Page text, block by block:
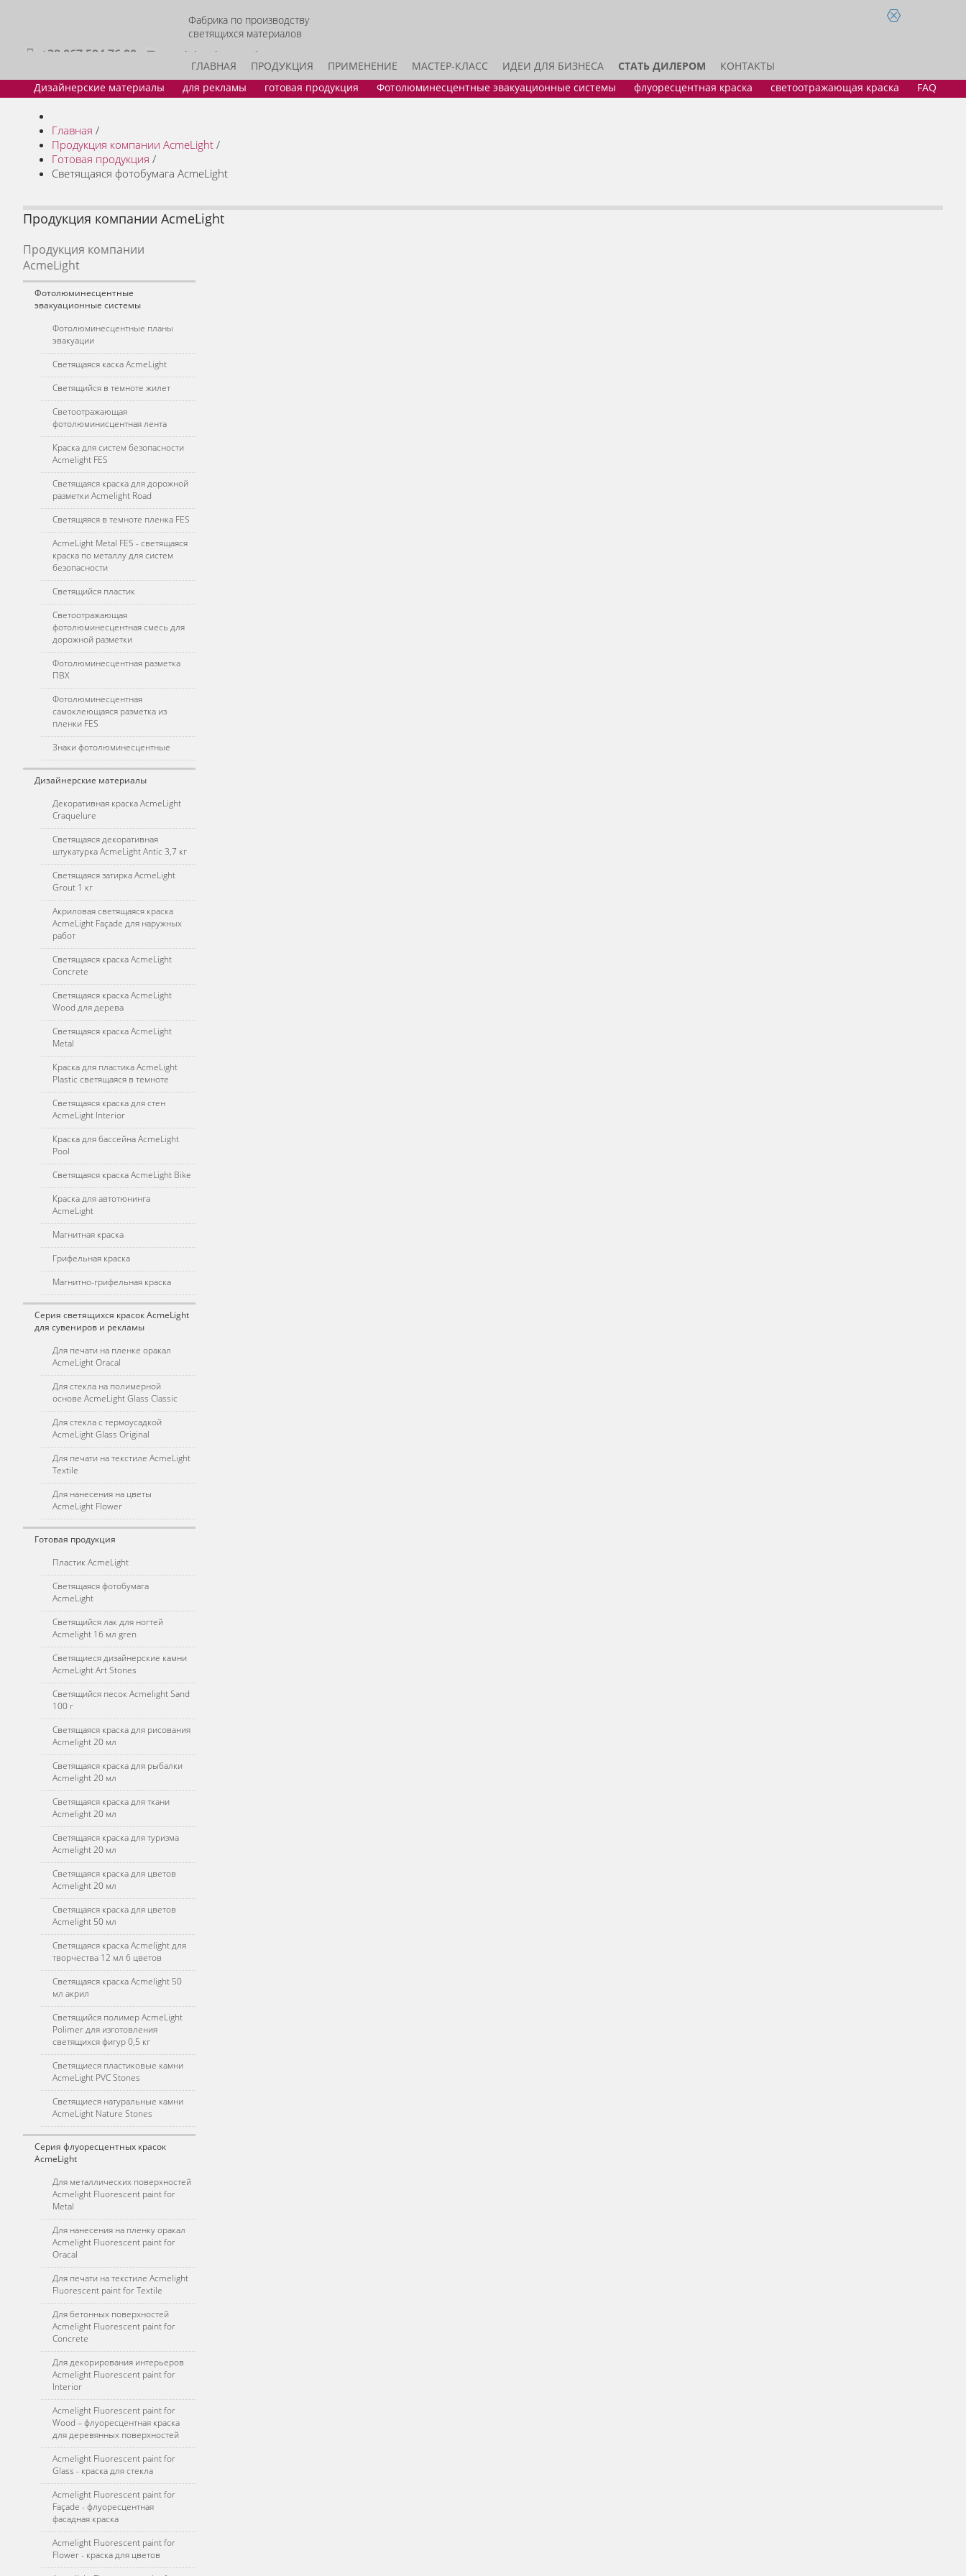
Фабрика по производству
светящихся материалов
+38 067 594 76 00 acmelight.sales@gmail.com
ГЛАВНАЯ ПРОДУКЦИЯ ПРИМЕНЕНИЕ МАСТЕР-КЛАСС ИДЕИ ДЛЯ БИЗНЕСА СТАТЬ ДИЛЕРОМ
КОНТАКТЫ
Дизайнерские материалы
для рекламы готовая продукция Фотолюминесцентные эвакуационные системы флуоресцентная краска светоотражающая краска FAQ
Главная /
Продукция компании AcmeLight /
Готовая продукция /
Светящаяся фотобумага AcmeLight
Продукция компании AcmeLight
Продукция компании
AcmeLight
Фотолюминесцентные
эвакуационные системы
Фотолюминесцентные планы
эвакуации
Светящаяся каска AcmeLight
Светящийся в темноте жилет
Светоотражающая
фотолюминисцентная лента
Краска для систем безопасности
Acmelight FES
Светящаяся краска для дорожной
разметки Acmelight Road
Светящяяся в темноте пленка FES
AcmeLight Metal FES - светящаяся
краска по металлу для систем
безопасности
Светящийся пластик
Светоотражающая
фотолюминесцентная смесь для
дорожной разметки
Фотолюминесцентная разметка
ПВХ
Фотолюминесцентная
самоклеющаяся разметка из
пленки FES
Знаки фотолюминесцентные
Дизайнерские материалы
Декоративная краска AcmeLight
Craquelure
Светящаяся декоративная
штукатурка AcmeLight Antic 3,7 кг
Светящаяся затирка AcmeLight
Grout 1 кг
Акриловая светящаяся краска
AcmeLight Façade для наружных
работ
Светящаяся краска AcmeLight
Concrete
Светящаяся краска AcmeLight
Wood для дерева
Светящаяся краска AcmeLight
Metal
Краска для пластика AcmeLight
Plastic светящаяся в темноте
Светящаяся краска для стен
AcmeLight Interior
Краска для бассейна AcmeLight
Pool
Светящаяся краска AcmeLight Bike
Краска для автотюнинга
AcmeLight
Магнитная краска
Грифельная краска
Магнитно-грифельная краска
Серия светящихся красок AcmeLight
для сувениров и рекламы
Для печати на пленке оракал
AcmeLight Oracal
Для стекла на полимерной
основе AcmeLight Glass Classic
Для стекла с термоусадкой
AcmeLight Glass Original
Для печати на текстиле AcmeLight
Textile
Для нанесения на цветы
AcmeLight Flower
Готовая продукция
Пластик AcmeLight
Светящаяся фотобумага
AcmeLight
Светящийся лак для ногтей
Acmelight 16 мл gren
Светящиеся дизайнерские камни
AcmeLight Art Stones
Светящийся песок Acmelight Sand
100 г
Светящаяся краска для рисования
Acmelight 20 мл
Светящаяся краска для рыбалки
Acmelight 20 мл
Светящаяся краска для ткани
Acmelight 20 мл
Светящаяся краска для туризма
Acmelight 20 мл
Светящаяся краска для цветов
Acmelight 20 мл
Светящаяся краска для цветов
Acmelight 50 мл
Светящаяся краска Acmelight для
творчества 12 мл 6 цветов
Светящаяся краска Acmelight 50
мл акрил
Светящийся полимер AcmeLight
Polimer для изготовления
светящихся фигур 0,5 кг
Светящиеся пластиковые камни
AcmeLight PVC Stones
Светящиеся натуральные камни
AcmeLight Nature Stones
Серия флуоресцентных красок
AcmeLight
Для металлических поверхностей
Acmelight Fluorescent paint for
Metal
Для нанесения на пленку оракал
Acmelight Fluorescent paint for
Oracal
Для печати на текстиле Acmelight
Fluorescent paint for Textile
Для бетонных поверхностей
Acmelight Fluorescent paint for
Concrete
Для декорирования интерьеров
Acmelight Fluorescent paint for
Interior
Acmelight Fluorescent paint for
Wood – флуоресцентная краска
для деревянных поверхностей
Acmelight Fluorescent paint for
Glass - краска для стекла
Acmelight Fluorescent paint for
Façade - флуоресцентная
фасадная краска
Acmelight Fluorescent paint for
Flower - краска для цветов